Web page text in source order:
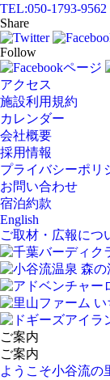
TEL:050-1793-9562
Share
Follow
アクセス
施設利用規約
カレンダー
会社概要
採用情報
プライバシーポリ
お問い合わせ
宿泊約款
English
ご取材・広報につ
ご案内
ご案内
ようこそ小谷流の